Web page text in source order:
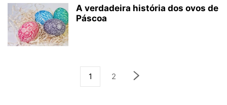
A verdadeira história dos ovos de
Páscoa
1 2